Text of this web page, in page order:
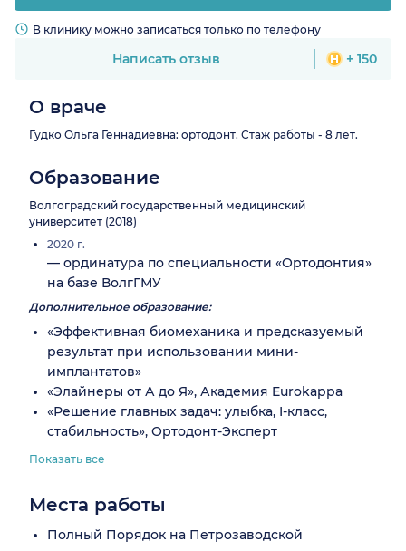
В клинику можно записаться только по телефону
Написать отзыв + 150
О враче
Гудко Ольга Геннадиевна: ортодонт. Стаж работы - 8 лет.
Образование
Волгоградский государственный медицинский
университет (2018)
2020 г.
— ординатура по специальности «Ортодонтия»
на базе ВолгГМУ
Дополнительное образование:
«Эффективная биомеханика и предсказуемый
результат при использовании мини-
имплантатов»
«Элайнеры от А до Я», Академия Eurokappa
«Решение главных задач: улыбка, I-класс,
стабильность», Ортодонт-Эксперт
Показать все
Места работы
Полный Порядок на Петрозаводской